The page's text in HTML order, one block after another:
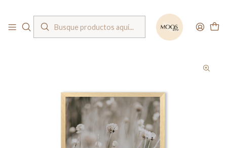
Inicio Cuadros Cuadros fotografías Cuadro / Dandelion